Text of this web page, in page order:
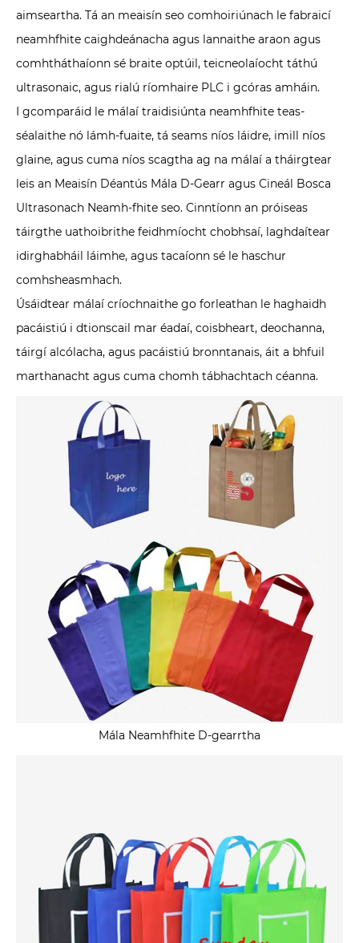
aimseartha. Tá an meaisín seo comhoiriúnach le fabraicí
neamhfhite caighdeánacha agus lannaithe araon agus
comhtháthaíonn sé braite optúil, teicneolaíocht táthú
ultrasonaic, agus rialú ríomhaire PLC i gcóras amháin.
I gcomparáid le málaí traidisiúnta neamhfhite teas-
séalaithe nó lámh-fuaite, tá seams níos láidre, imill níos
glaine, agus cuma níos scagtha ag na málaí a tháirgtear
leis an Meaisín Déantús Mála D-Gearr agus Cineál Bosca
Ultrasonach Neamh-fhite seo. Cinntíonn an próiseas
táirgthe uathoibrithe feidhmíocht chobhsaí, laghdaítear
idirghabháil láimhe, agus tacaíonn sé le haschur
comhsheasmhach.
Úsáidtear málaí críochnaithe go forleathan le haghaidh
pacáistiú i dtionscail mar éadaí, coisbheart, deochanna,
táirgí alcólacha, agus pacáistiú bronntanais, áit a bhfuil
marthanacht agus cuma chomh tábhachtach céanna.
Mála Neamhfhite D-gearrtha